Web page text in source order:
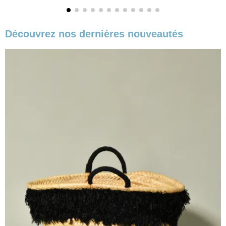
Découvrez nos dernières nouveautés